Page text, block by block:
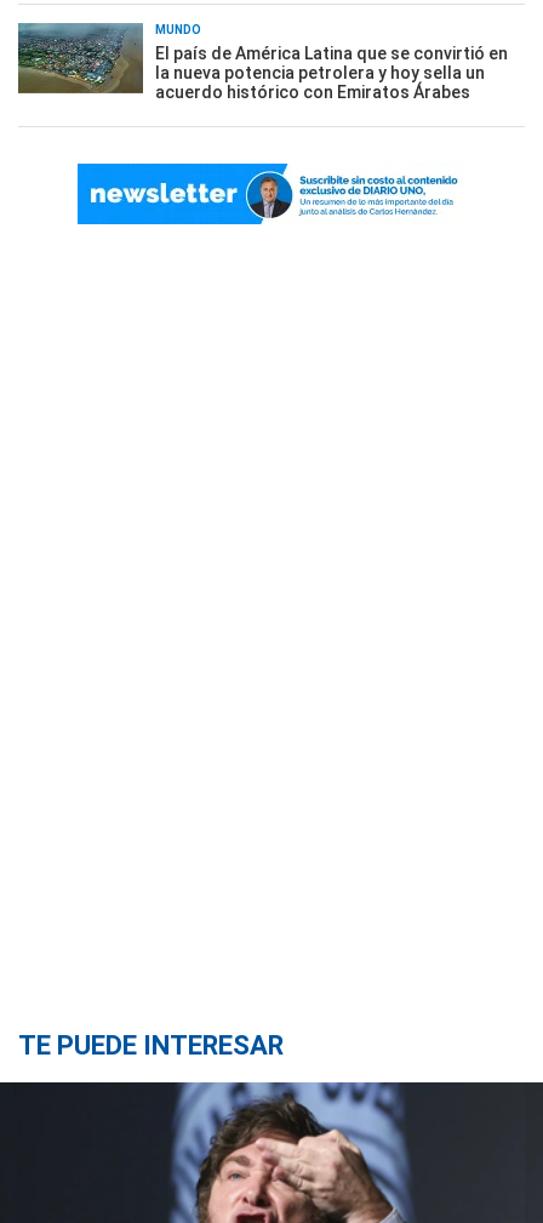
MUNDO
El país de América Latina que se convirtió en
la nueva potencia petrolera y hoy sella un
acuerdo histórico con Emiratos Árabes
TE PUEDE INTERESAR